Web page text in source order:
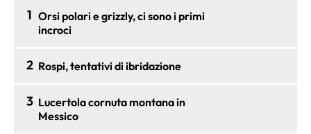
1 Orsi polari e grizzly, ci sono i primi
incroci
2 Rospi, tentativi di ibridazione
3 Lucertola cornuta montana in
Messico